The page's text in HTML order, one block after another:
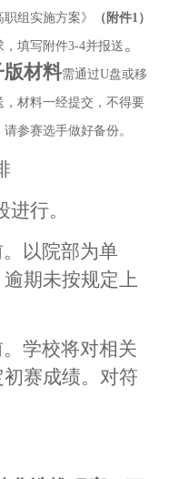
组实施方案》 （附件1）
，填写附件3-4并报送 。
版材料需通过U盘或移
材料一经提交，不得要
参赛选手做好备份。
行。
。以院部为单
期未按规定上
。学校将对相关
赛成绩。对符